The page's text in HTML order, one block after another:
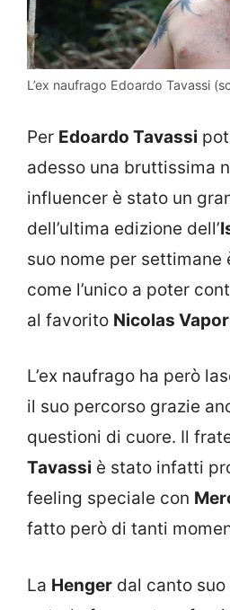
L’ex naufrago Edoardo Tavassi
Per Edoardo Tavassi
adesso una bruttissima
influencer è stato un
dell’ultima edizione dell’
suo nome per
come l’unico a poter
al favorito Nicolas
L’ex naufrago ha però
il suo percorso grazie
questioni di cuore. Il
Tavassi è stato infatti
feeling speciale con
fatto però di tanti
La Henger dal canto